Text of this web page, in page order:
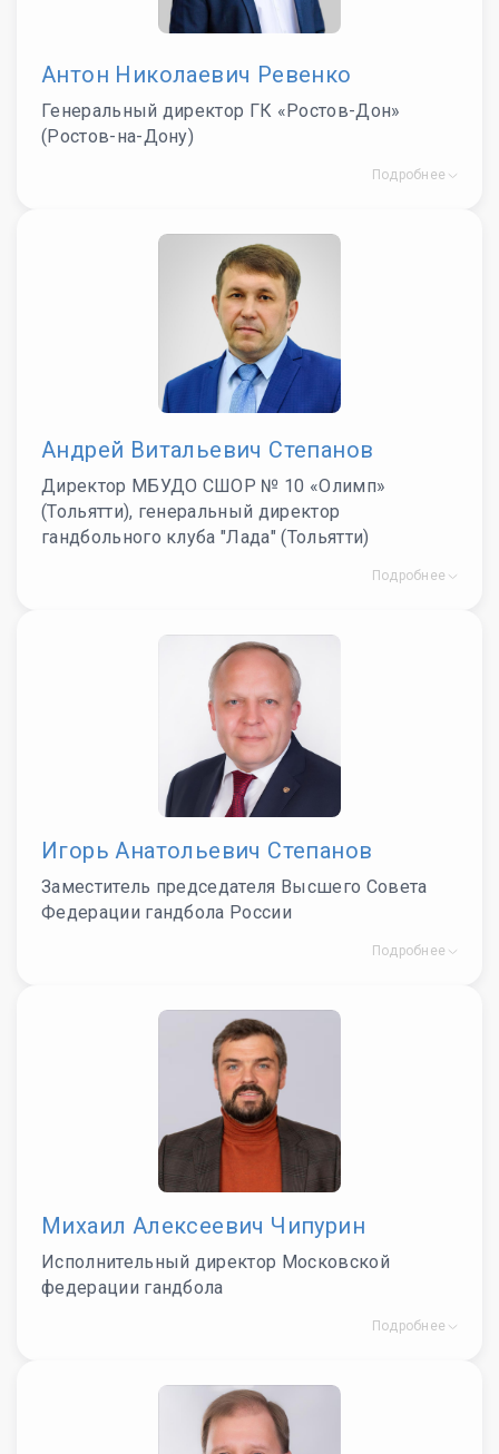
Антон Николаевич Ревенко
Генеральный директор ГК «Ростов-Дон»
(Ростов-на-Дону)
Подробнее
Андрей Витальевич Степанов
Директор МБУДО СШОР № 10 «Олимп»
(Тольятти), генеральный директор
гандбольного клуба "Лада" (Тольятти)
Подробнее
Игорь Анатольевич Степанов
Заместитель председателя Высшего Совета
Федерации гандбола России
Подробнее
Михаил Алексеевич Чипурин
Исполнительный директор Московской
федерации гандбола
Подробнее